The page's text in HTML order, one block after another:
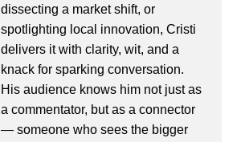
dissecting a market shift, or
spotlighting local innovation, Cristi
delivers it with clarity, wit, and a
knack for sparking conversation.
His audience knows him not just as
a commentator, but as a connector
— someone who sees the bigger